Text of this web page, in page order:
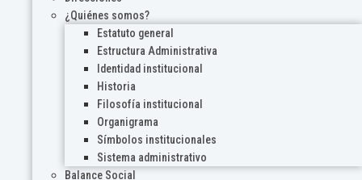
¿Quiénes somos?
Estatuto general
Estructura Administrativa
Identidad institucional
Historia
Filosofía institucional
Organigrama
Símbolos institucionales
Sistema administrativo
Balance Social